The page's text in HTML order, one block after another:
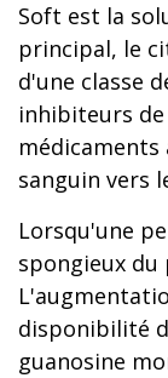
Soft est la
principal, le
d'une classe
inhibiteurs de
sanguin vers
Lorsqu'une
spongieux du
disponibilité
guanosine